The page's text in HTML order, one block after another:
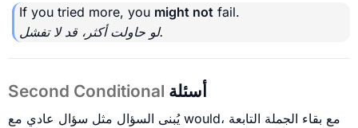
If you tried more, you might not fail.
لو حاولت أكثر، قد لا تفشل.
Second Conditional أسئلة
يُبنى السؤال مثل سؤال عادي مع would، مع بقاء الجملة التابعة